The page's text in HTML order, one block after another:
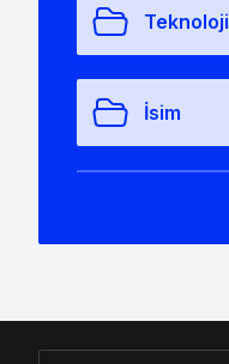
Teknoloji
İsim